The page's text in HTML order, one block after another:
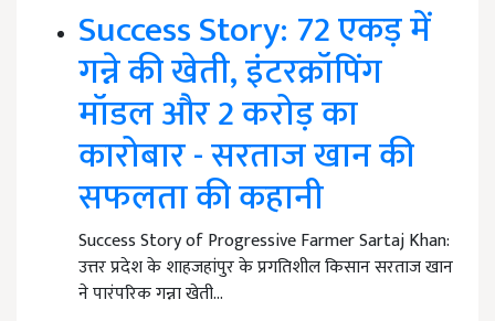
Success Story: 72 एकड़ में
गन्ने की खेती, इंटरक्रॉपिंग
मॉडल और 2 करोड़ का
कारोबार - सरताज खान की
सफलता की कहानी
Success Story of Progressive Farmer Sartaj Khan:
उत्तर प्रदेश के शाहजहांपुर के प्रगतिशील किसान सरताज खान
ने पारंपरिक गन्ना खेती…